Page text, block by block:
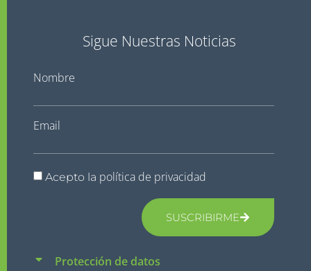
Sigue Nuestras Noticias
Nombre
Email
Acepto la política de privacidad
SUSCRIBIRME
Protección de datos